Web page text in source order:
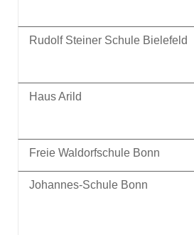
Rudolf Steiner Schule Bielefeld
Haus Arild
Freie Waldorfschule Bonn
Johannes-Schule Bonn